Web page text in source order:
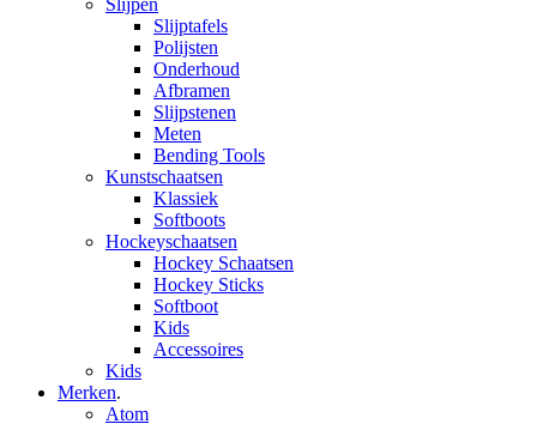
Slijptafels
Polijsten
Onderhoud
Afbramen
Slijpstenen
Meten
Bending Tools
Kunstschaatsen
Klassiek
Softboots
Hockeyschaatsen
Hockey Schaatsen
Hockey Sticks
Softboot
Kids
Accessoires
Kids
Merken.
Atom